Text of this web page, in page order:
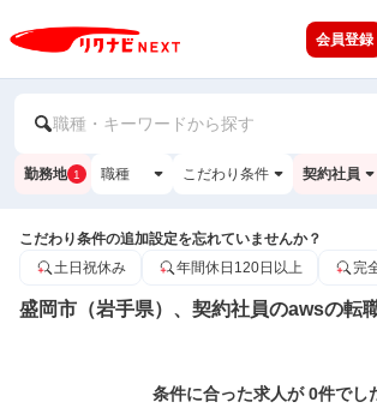
会員登録
職種・キーワードから探す
勤務地 1 職種 こだわり条件 契約社員
こだわり条件の追加設定を忘れていませんか？
土日祝休み
年間休日120日以上 完
盛岡市（岩手県）、契約社員のawsの転
条件に合った求人が 0件でし